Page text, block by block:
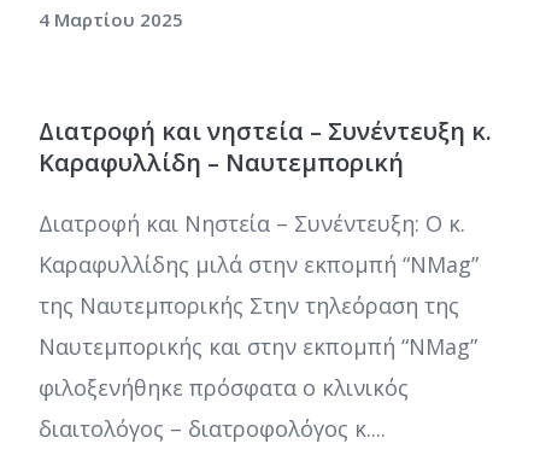
4 Μαρτίου 2025
Διατροφή και νηστεία – Συνέντευξη κ.
Καραφυλλίδη – Ναυτεμπορική
Διατροφή και Νηστεία – Συνέντευξη: Ο κ.
Καραφυλλίδης μιλά στην εκπομπή “NMag”
της Ναυτεμπορικής Στην τηλεόραση της
Ναυτεμπορικής και στην εκπομπή “NMag”
φιλοξενήθηκε πρόσφατα ο κλινικός
διαιτολόγος – διατροφολόγος κ....